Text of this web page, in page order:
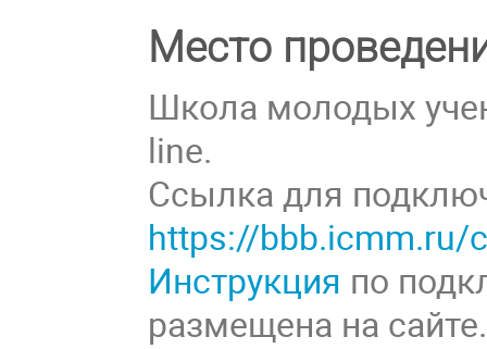
Место
Школа молодых
line.
Ссылка для
https://bbb.icmm.ru/
Инструкция по
размещена на сайте.